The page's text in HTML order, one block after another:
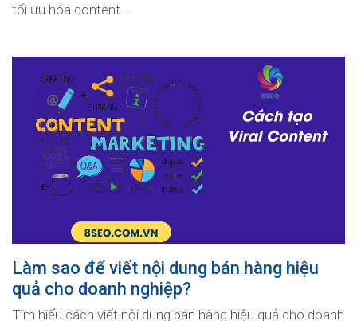
tối ưu hóa content...
Làm sao để viết nội dung bán hàng hiệu
quả cho doanh nghiệp?
Tìm hiểu cách viết nội dung bán hàng hiệu quả cho doanh